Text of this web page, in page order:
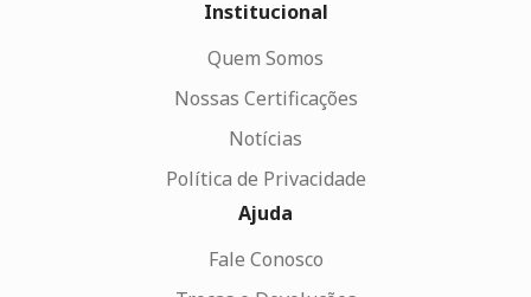
Institucional
Quem Somos
Nossas Certificações
Notícias
Política de Privacidade
Ajuda
Fale Conosco